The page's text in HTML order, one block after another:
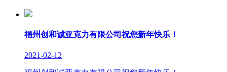
福州创和诚亚克力有限公司祝您新年快乐！
2021-02-12